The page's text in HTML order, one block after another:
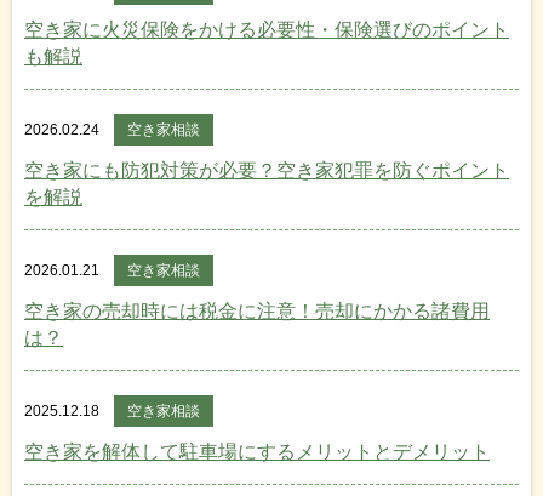
空き家に火災保険をかける必要性・保険選びのポイント
も解説
2026.02.24 空き家相談
空き家にも防犯対策が必要？空き家犯罪を防ぐポイント
を解説
2026.01.21 空き家相談
空き家の売却時には税金に注意！売却にかかる諸費用
は？
2025.12.18 空き家相談
空き家を解体して駐車場にするメリットとデメリット